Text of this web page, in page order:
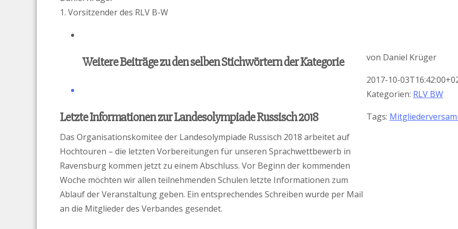
1. Vorsitzender des RLV B-W
von Daniel Krüger
2017-10-
Kategorien: RLV BW
Tags:
Weitere Beiträge zu den selben Stichwörtern der Kategorie
Letzte Informationen zur Landesolympiade Russisch 2018
Das Organisationskomitee der Landesolympiade Russisch 2018 arbeitet auf
Hochtouren – die letzten Vorbereitungen für unseren Sprachwettbewerb in
Ravensburg kommen jetzt zu einem Abschluss. Vor Beginn der kommenden
Woche möchten wir allen teilnehmenden Schulen letzte Informationen zum
Ablauf der Veranstaltung geben. Ein entsprechendes Schreiben wurde per Mail
an die Mitglieder des Verbandes gesendet.